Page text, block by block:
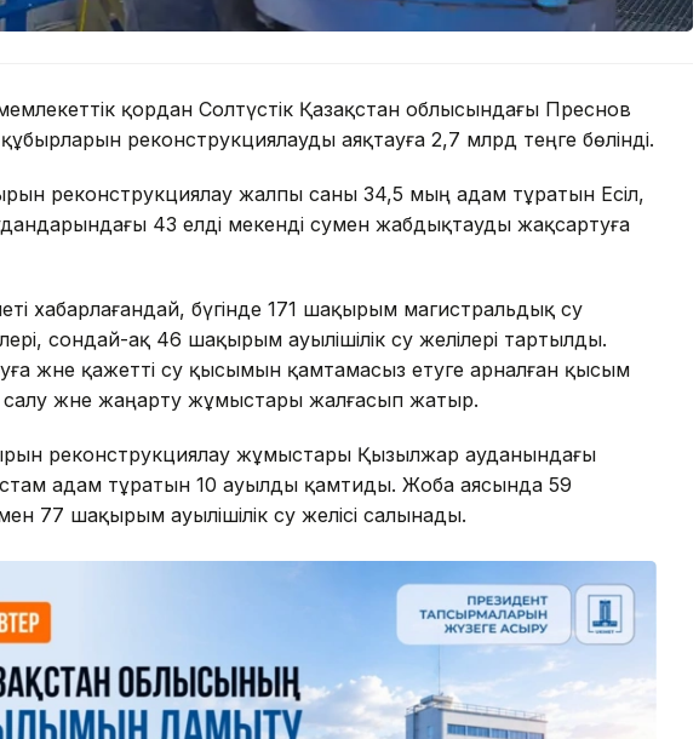
қордан Солтүстік Қазақстан облысындағы Преснов
реконструкциялауды аяқтауға 2,7 млрд теңге бөлінді.
реконструкциялау жалпы саны 34,5 мың адам тұратын Есіл,
43 елді мекенді сумен жабдықтауды жақсартуға
хабарлағандай, бүгінде 171 шақырым магистральдық су
сондай-ақ 46 шақырым ауылішілік су желілері тартылды.
және қажетті су қысымын қамтамасыз етуге арналған қысым
және жаңарту жұмыстары жалғасып жатыр.
реконструкциялау жұмыстары Қызылжар ауданындағы
адам тұратын 10 ауылды қамтиды. Жоба аясында 59
77 шақырым ауылішілік су желісі салынады.